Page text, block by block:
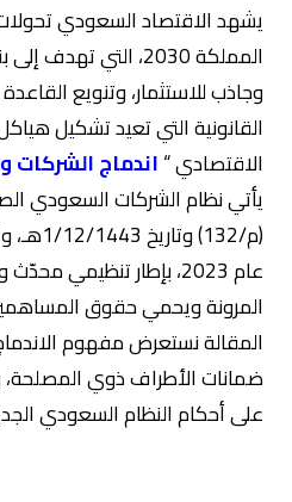
يشهد الاقتصاد السعودي
المملكة 2030، التي
وجاذب للاستثمار، وتنويع
القانونية التي تعيد تشكيل
الاقتصادي “اندماج
يأتي نظام الشركات السعودي
(م/132)
عام 2023، بإطار تنظيمي
المرونة ويحمي حقوق
المقالة نستعرض مفهوم
ضمانات الأطراف ذوي المصلحة،
على أحكام النظام السعودي